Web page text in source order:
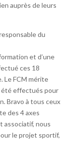
auprès de leurs
du
et d’une
ces 18
Le FCM mérite
effectués pour
Bravo à tous ceux
des 4 axes
associatif, nous
le projet sportif,